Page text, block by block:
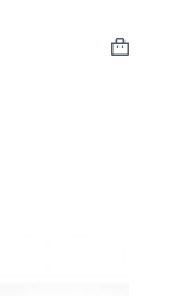
Carrello